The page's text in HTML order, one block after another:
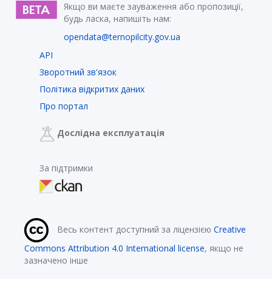
Якщо ви маєте зауваження або пропозиції,
будь ласка, напишіть нам:
opendata@ternopilcity.gov.ua
API
Зворотний зв'язок
Політика відкритих даних
Про портал
Дослідна експлуатація
За підтримки
Весь контент доступний за ліцензією Creative
Commons Attribution 4.0 International license, якщо не
зазначено інше